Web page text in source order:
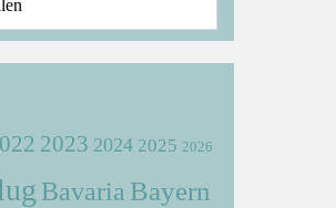
2023 2024 2025 2026
Bavaria Bayern